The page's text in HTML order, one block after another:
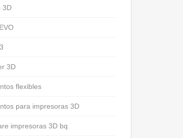
3D
3D
flexibles
para impresoras 3D
impresoras 3D bq